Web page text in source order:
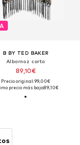
B BY TED BAKER
Albornoz corto
89,10€
Precio original: 99,00€
precio más bajo:89,10€